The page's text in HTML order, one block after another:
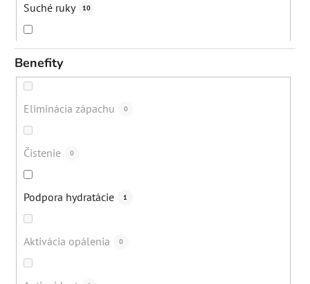
Suché ruky 10
Strie 12
Benefity
Eliminácia zápachu 0
Čistenie 0
Podpora hydratácie 1
Aktivácia opálenia 0